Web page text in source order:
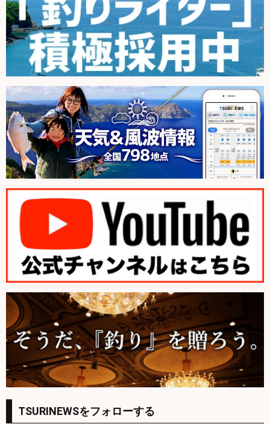
TSURINEWSをフォローする